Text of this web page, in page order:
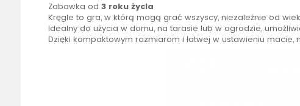
Zabawka od 3 roku życia
Kręgle to gra, w którą mogą grać wszyscy, niezależnie od
Idealny do użycia w domu, na tarasie lub w ogrodzie,
Dzięki kompaktowym rozmiarom i łatwej w ustawieniu